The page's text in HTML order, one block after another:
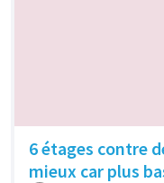
6 étages contre
mieux car plus